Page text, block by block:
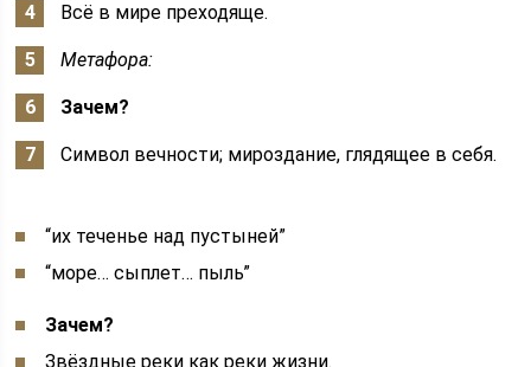
Всё в мире преходяще.
Метафора:
Зачем?
Символ вечности; мироздание, глядящее в себя.
“их теченье над пустыней”
“море… сыплет… пыль”
Зачем?
Звёздные реки как реки жизни.